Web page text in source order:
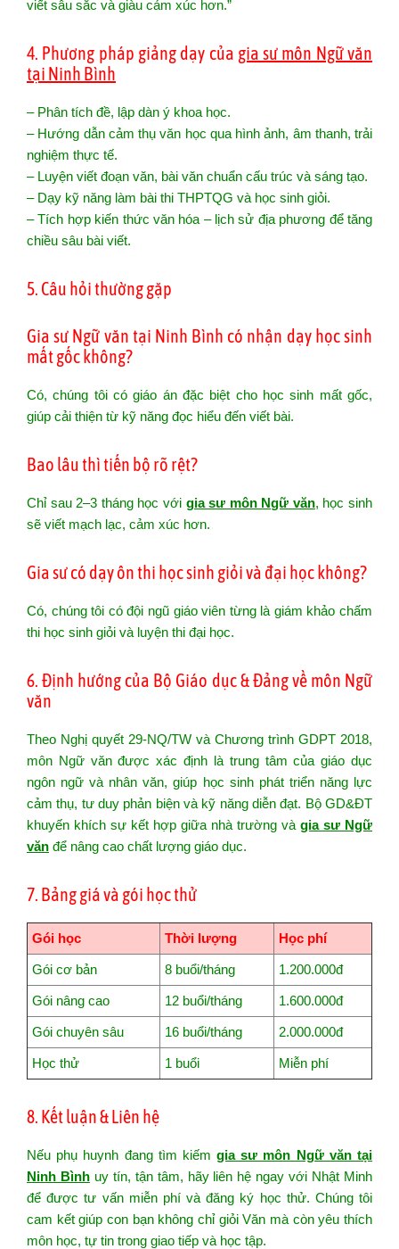
viết sâu sắc và giàu cảm xúc hơn.”
4. Phương pháp giảng dạy của gia sư môn Ngữ văn
tại Ninh Bình
– Phân tích đề, lập dàn ý khoa học.
– Hướng dẫn cảm thụ văn học qua hình ảnh, âm thanh, trải
nghiệm thực tế.
– Luyện viết đoạn văn, bài văn chuẩn cấu trúc và sáng tạo.
– Dạy kỹ năng làm bài thi THPTQG và học sinh giỏi.
– Tích hợp kiến thức văn hóa – lịch sử địa phương để tăng
chiều sâu bài viết.
5. Câu hỏi thường gặp
Gia sư Ngữ văn tại Ninh Bình có nhận dạy học sinh
mất gốc không?
Có, chúng tôi có giáo án đặc biệt cho học sinh mất gốc,
giúp cải thiện từ kỹ năng đọc hiểu đến viết bài.
Bao lâu thì tiến bộ rõ rệt?
Chỉ sau 2–3 tháng học với gia sư môn Ngữ văn, học sinh
sẽ viết mạch lạc, cảm xúc hơn.
Gia sư có dạy ôn thi học sinh giỏi và đại học không?
Có, chúng tôi có đội ngũ giáo viên từng là giám khảo chấm
thi học sinh giỏi và luyện thi đại học.
6. Định hướng của Bộ Giáo dục & Đảng về môn Ngữ
văn
Theo Nghị quyết 29-NQ/TW và Chương trình GDPT 2018,
môn Ngữ văn được xác định là trung tâm của giáo dục
ngôn ngữ và nhân văn, giúp học sinh phát triển năng lực
cảm thụ, tư duy phản biện và kỹ năng diễn đạt. Bộ GD&ĐT
khuyến khích sự kết hợp giữa nhà trường và gia sư Ngữ
văn để nâng cao chất lượng giáo dục.
7. Bảng giá và gói học thử
Gói học Thời lượng Học phí
Gói cơ bản 8 buổi/tháng 1.200.000đ
Gói nâng cao 12 buổi/tháng 1.600.000đ
Gói chuyên sâu 16 buổi/tháng 2.000.000đ
Học thử 1 buổi Miễn phí
8. Kết luận & Liên hệ
Nếu phụ huynh đang tìm kiếmgia sư môn Ngữ văn tại
Ninh Bìnhuy tín, tận tâm, hãy liên hệ ngay với Nhật Minh
để được tư vấn miễn phí và đăng ký học thử. Chúng tôi
cam kết giúp con bạn không chỉ giỏi Văn mà còn yêu thích
môn học, tự tin trong giao tiếp và học tập.